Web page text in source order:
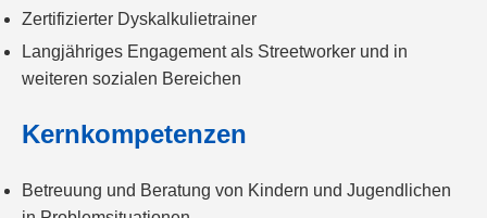
Zertifizierter Dyskalkulietrainer
Langjähriges Engagement als Streetworker und in
weiteren sozialen Bereichen
Kernkompetenzen
Betreuung und Beratung von Kindern und Jugendlichen